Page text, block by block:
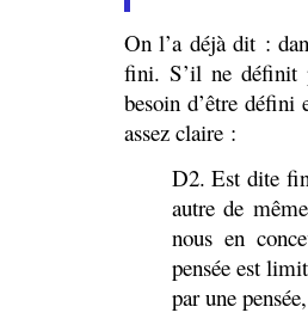
On l’a déjà dit :
fini. S’il ne définit
besoin d’être
assez claire :
D2. Est dite
autre de
nous en
pensée est
par une